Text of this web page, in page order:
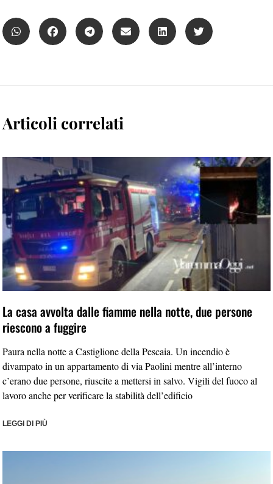
Articoli correlati
La casa avvolta dalle fiamme nella notte, due persone
riescono a fuggire
Paura nella notte a Castiglione della Pescaia. Un incendio è
divampato in un appartamento di via Paolini mentre all’interno
c’erano due persone, riuscite a mettersi in salvo. Vigili del fuoco al
lavoro anche per verificare la stabilità dell’edificio
LEGGI DI PIÙ